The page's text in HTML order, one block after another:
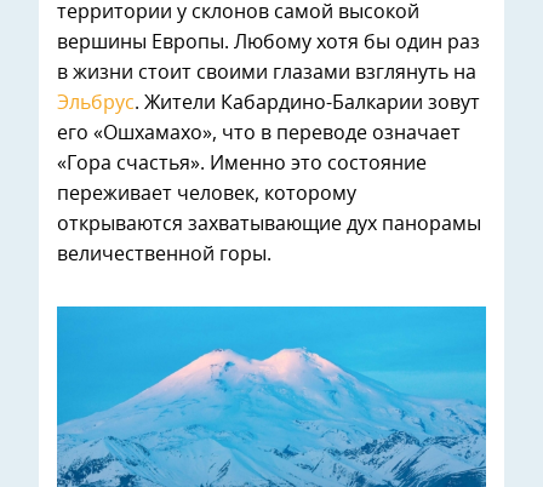
территории у склонов самой высокой
вершины Европы. Любому хотя бы один раз
в жизни стоит своими глазами взглянуть на
Эльбрус. Жители Кабардино-Балкарии зовут
его «Ошхамахо», что в переводе означает
«Гора счастья». Именно это состояние
переживает человек, которому
открываются захватывающие дух панорамы
величественной горы.